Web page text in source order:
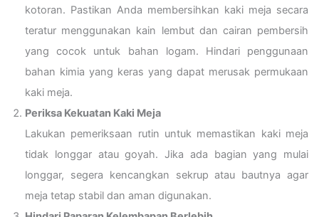
kotoran. Pastikan Anda membersihkan kaki meja secara
teratur menggunakan kain lembut dan cairan pembersih
yang cocok untuk bahan logam. Hindari penggunaan
bahan kimia yang keras yang dapat merusak permukaan
kaki meja.
Periksa Kekuatan Kaki Meja
Lakukan pemeriksaan rutin untuk memastikan kaki meja
tidak longgar atau goyah. Jika ada bagian yang mulai
longgar, segera kencangkan sekrup atau bautnya agar
meja tetap stabil dan aman digunakan.